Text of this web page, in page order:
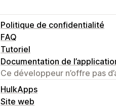
Politique de confidentialité
FAQ
Tutoriel
Documentation de
Ce développeur n’offre pas
HulkApps
Site web